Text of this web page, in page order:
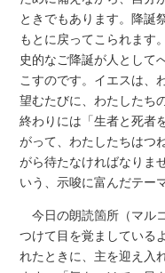
ときでもあります。降誕
もとに戻ってこられます
史的なご降誕が人として
こすのです。イエスは、
望むたびに、わたしたち
終わりには「生者と死者
がって、わたしたちはつ
がら待たなければなりま
いう、示唆に富んだテー
今日の朗読箇所（マル
つけて目を覚ましている
れたときに、主を迎え入